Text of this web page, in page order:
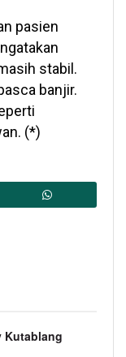
pasien
stabil.
banjir.
(*)
Kutablang